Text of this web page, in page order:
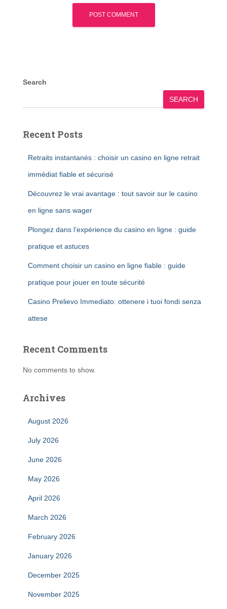
Search
SEARCH
Recent Posts
Retraits instantanés : choisir un casino en ligne retrait
immédiat fiable et sécurisé
Découvrez le vrai avantage : tout savoir sur le casino
en ligne sans wager
Plongez dans l’expérience du casino en ligne : guide
pratique et astuces
Comment choisir un casino en ligne fiable : guide
pratique pour jouer en toute sécurité
Casino Prelievo Immediato: ottenere i tuoi fondi senza
attese
Recent Comments
No comments to show.
Archives
August 2026
July 2026
June 2026
May 2026
April 2026
March 2026
February 2026
January 2026
December 2025
November 2025